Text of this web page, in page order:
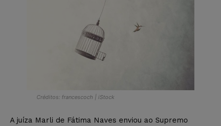
Créditos: francescoch | iStock
A juíza Marli de Fátima Naves enviou ao Supremo